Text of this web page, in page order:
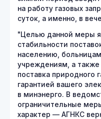
на работу газовых
суток, а именно, в
"Целью данной меры
стабильности
населению,
учреждениям, а также
поставка природного
гарантией вашего
в минэнерго. В
ограничительные
характер — АГНКС